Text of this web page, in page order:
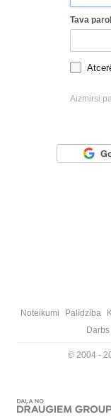
Tava
Aizmirsi
Noteikumi Palīdzība
Darbs
© 2004 -